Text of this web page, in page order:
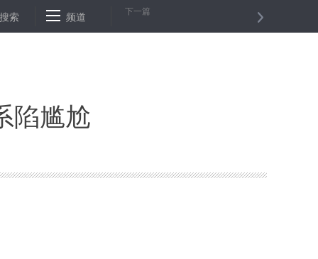
售错误决定 最新调查报告显示日本人口连续10年减少
搜索 频道 下一篇
陷尴尬